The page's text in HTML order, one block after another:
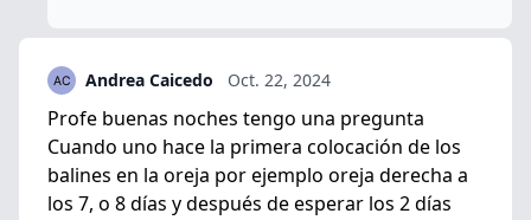
Andrea Caicedo Oct. 22, 2024
Profe buenas noches tengo una pregunta
Cuando uno hace la primera colocación de los
balines en la oreja por ejemplo oreja derecha a
los 7, o 8 días y después de esperar los 2 días